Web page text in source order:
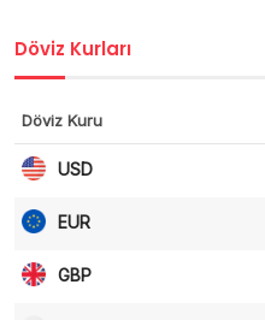
Döviz Kurları
Döviz Kuru
USD
EUR
GBP